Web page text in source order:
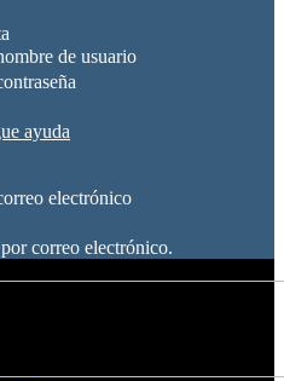
de usuario
ayuda
electrónico
correo electrónico.